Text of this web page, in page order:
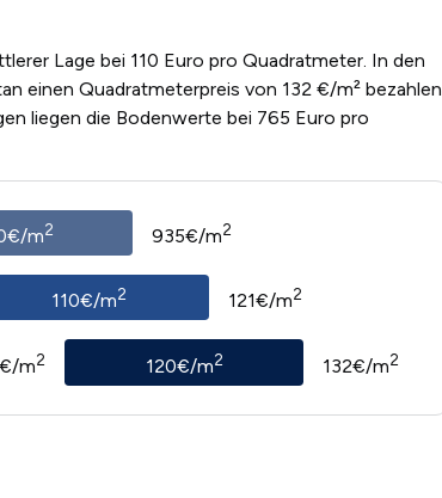
Lage bei 110 Euro pro Quadratmeter. In den
einen Quadratmeterpreis von 132 €/m² bezahlen.
liegen die Bodenwerte bei 765 Euro pro
m2 935€/m2
110€/m2 121€/m2
m2 120€/m2 132€/m2